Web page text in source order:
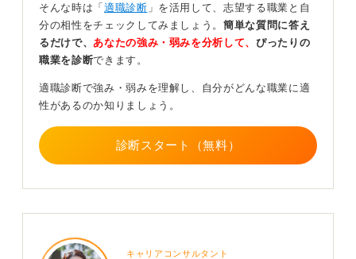
始めていたとしても、半年という期間はキャリア全体か
ら見れば決して大きな差ではありません。
経験を積んでいけば、いずれ追いつくことができるから
に必要なコミュニケーション能力などを身に付けておき
ましょう。
企業側の研修負担も減り、スムーズに業務になじむこと
ができるでしょう。
そんな時は「 適職診断 」を活用して、志望する職業と自
分の相性をチェックしてみましょう。簡単な質問に答え
るだけで、 あなたの強み・弱みを分析して、 ぴったりの
職業を診断できます。
適職診断で強み・弱みを理解し、自分がどんな職業に適
性があるのか知りましょう。
診断スタート（無料）
キャリアコンサルタント